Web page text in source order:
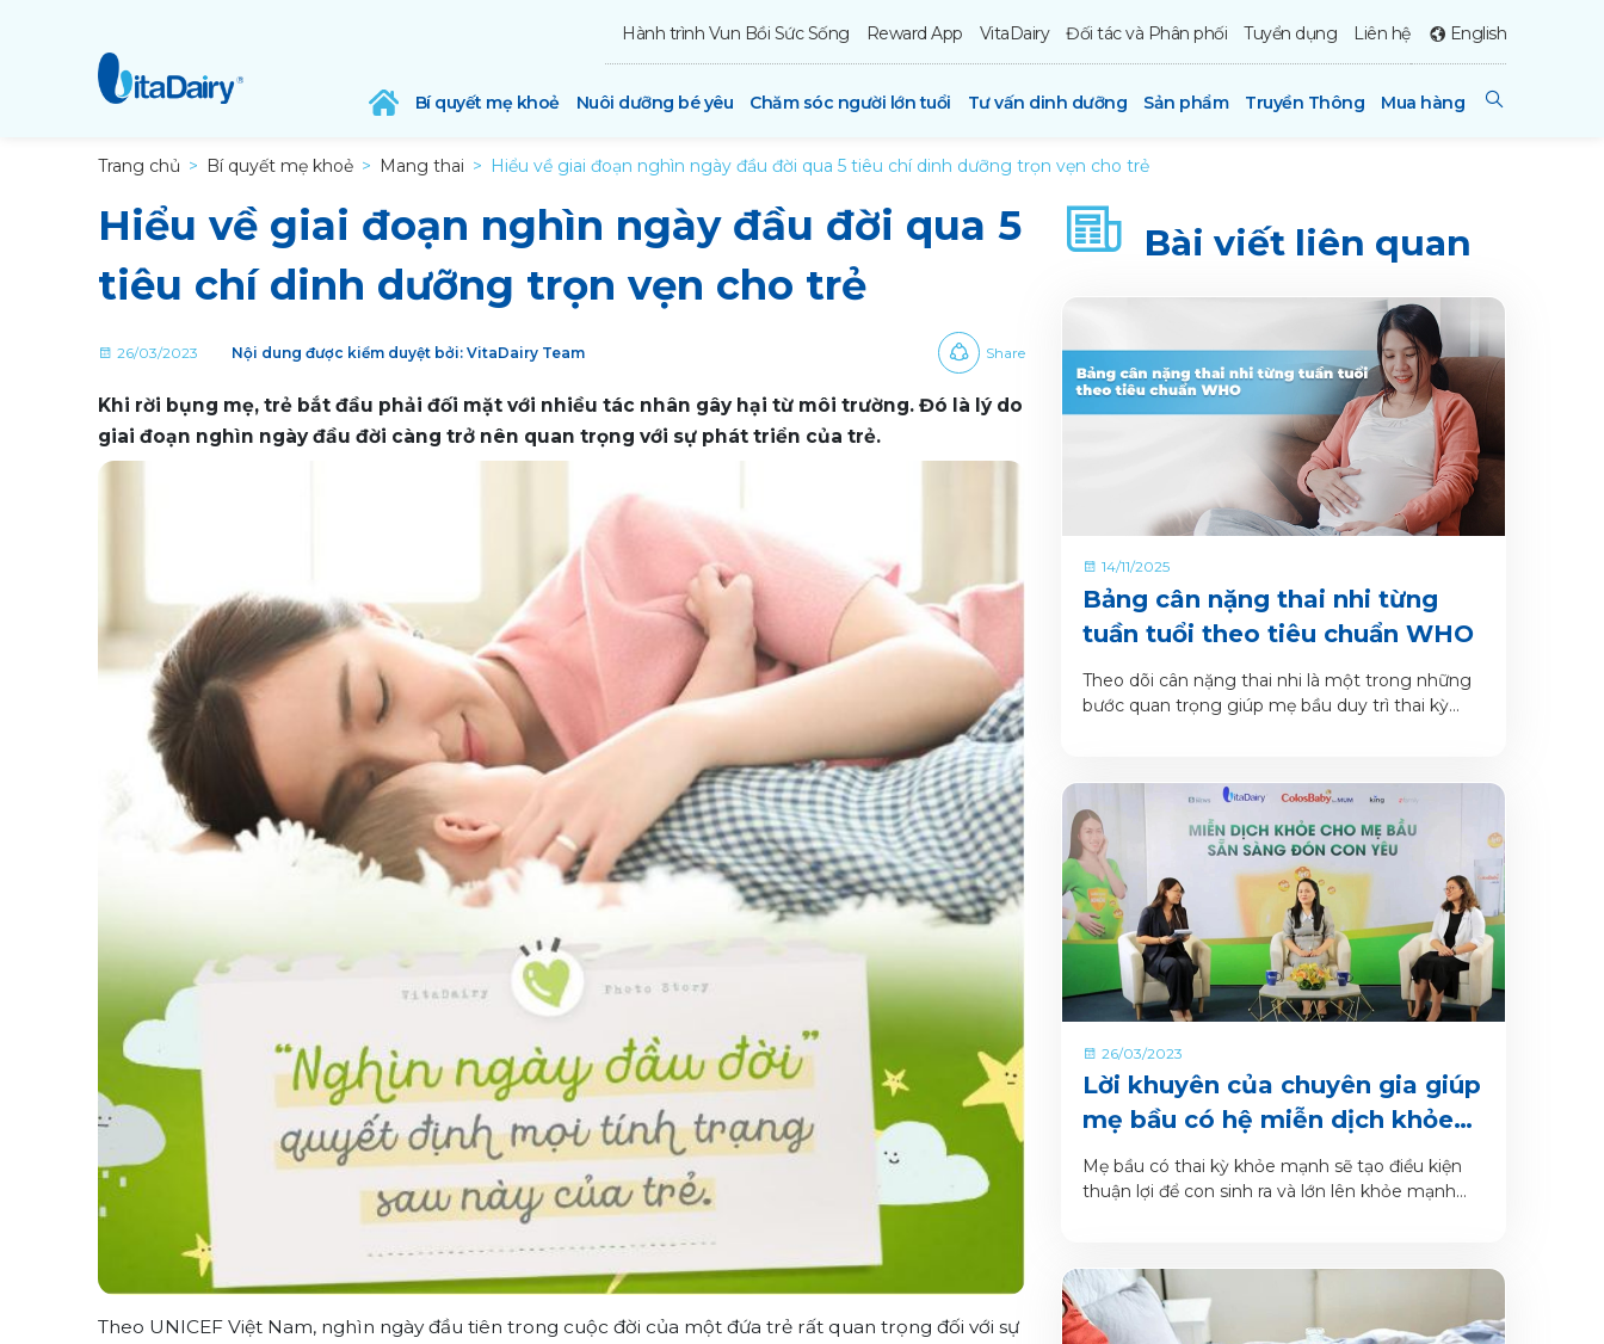
Hành trình Vun Bồi Sức Sống Reward App VitaDairy Đối tác và Phân phối Tuyển dụng Liên hệ English
Bí quyết mẹ khoẻ Nuôi dưỡng bé yêu Chăm sóc người lớn tuổi Tư vấn dinh dưỡng Sản phẩm Truyền Thông Mua hàng
Trang chủ Bí quyết mẹ khoẻ Mang thai Hiểu về giai đoạn nghìn ngày đầu đời qua 5 tiêu chí dinh dưỡng trọn vẹn cho trẻ
Hiểu về giai đoạn nghìn ngày đầu đời qua 5
tiêu chí dinh dưỡng trọn vẹn cho trẻ
26/03/2023 Nội dung được kiểm duyệt bởi: VitaDairy Team Share
Khi rời bụng mẹ, trẻ bắt đầu phải đối mặt với nhiều tác nhân gây hại từ môi trường. Đó là lý do
giai đoạn nghìn ngày đầu đời càng trở nên quan trọng với sự phát triển của trẻ.
Theo UNICEF Việt Nam, nghìn ngày đầu tiên trong cuộc đời của một đứa trẻ rất quan trọng đối với sự
Bài viết liên quan
14/11/2025
Bảng cân nặng thai nhi từng
tuần tuổi theo tiêu chuẩn WHO
Theo dõi cân nặng thai nhi là một trong những
bước quan trọng giúp mẹ bầu duy trì thai kỳ
phần bảo vệ sức khỏe của mẹ và bé. Bởi cân
nặng thai nhi quá thấp hoặc quá cao đều tiềm
ẩn nguy cơ biến chứng trong thai kỳ, khi sinh và
cả giai đoạn hậu sản.
26/03/2023
Lời khuyên của chuyên gia giúp
mẹ bầu có hệ miễn dịch khỏe
mạnh, thai nhi phát triển toàn
diện
Mẹ bầu có thai kỳ khỏe mạnh sẽ tạo điều kiện
thuận lợi để con sinh ra và lớn lên khỏe mạnh